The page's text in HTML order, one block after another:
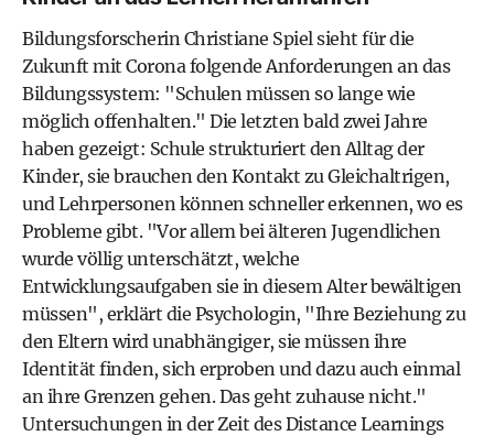
Bildungsforscherin Christiane Spiel sieht für die
Zukunft mit Corona folgende Anforderungen an das
Bildungssystem: "Schulen müssen so lange wie
möglich offenhalten." Die letzten bald zwei Jahre
haben gezeigt: Schule strukturiert den Alltag der
Kinder, sie brauchen den Kontakt zu Gleichaltrigen,
und Lehrpersonen können schneller erkennen, wo es
Probleme gibt. "Vor allem bei älteren Jugendlichen
wurde völlig unterschätzt, welche
Entwicklungsaufgaben sie in diesem Alter bewältigen
müssen", erklärt die Psychologin, "Ihre Beziehung zu
den Eltern wird unabhängiger, sie müssen ihre
Identität finden, sich erproben und dazu auch einmal
an ihre Grenzen gehen. Das geht zuhause nicht."
Untersuchungen in der Zeit des Distance Learnings